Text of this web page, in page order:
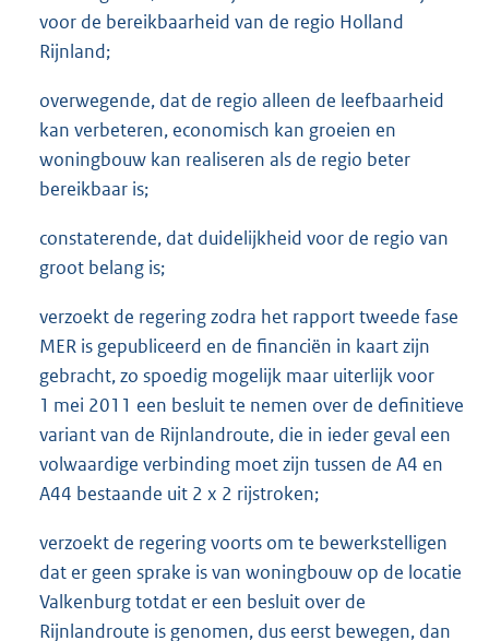
voor de bereikbaarheid van de regio Holland
Rijnland;
overwegende, dat de regio alleen de leefbaarheid
kan verbeteren, economisch kan groeien en
woningbouw kan realiseren als de regio beter
bereikbaar is;
constaterende, dat duidelijkheid voor de regio van
groot belang is;
verzoekt de regering zodra het rapport tweede fase
MER is gepubliceerd en de financiën in kaart zijn
gebracht, zo spoedig mogelijk maar uiterlijk voor
1 mei 2011 een besluit te nemen over de definitieve
variant van de Rijnlandroute, die in ieder geval een
volwaardige verbinding moet zijn tussen de A4 en
A44 bestaande uit 2 x 2 rijstroken;
verzoekt de regering voorts om te bewerkstelligen
dat er geen sprake is van woningbouw op de locatie
Valkenburg totdat er een besluit over de
Rijnlandroute is genomen, dus eerst bewegen, dan